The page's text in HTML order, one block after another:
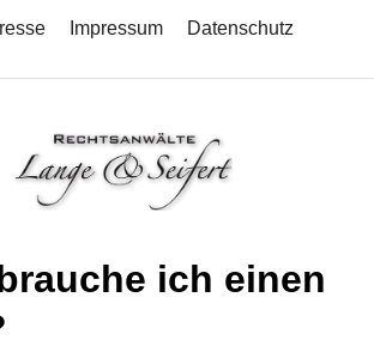
Impressum Datenschutz
ich einen